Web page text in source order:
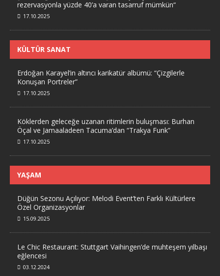
rezervasyonla yüzde 40’a varan tasarruf mümkün“
17.10.2025
KÜLTÜR SANAT
Erdoğan Karayel’in altıncı karikatür albümü: “Çizgilerle
Konuşan Portreler”
17.10.2025
Köklerden geleceğe uzanan ritimlerin buluşması: Burhan
Öçal ve Jamaaladeen Tacuma’dan “Trakya Funk”
17.10.2025
YAŞAM
Düğün Sezonu Açılıyor: Melodi Event’ten Farklı Kültürlere
Özel Organizasyonlar
15.09.2025
Le Chic Restaurant: Stuttgart Vaihingen’de muhteşem yılbaşı
eğlencesi
03.12.2024